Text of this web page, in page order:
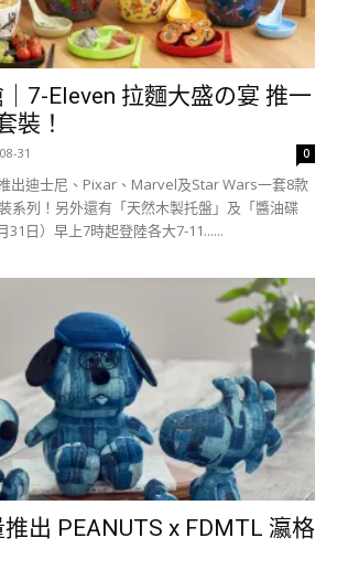
7-Eleven 拉麵大盛の宴 推一
裝！
31 0
出迪士尼、Pixar、Marvel及Star Wars一套8款
系列！另外還有「天然木製托盤」及「醬油碟
31日）早上7時起登陸各大7-11......
出 PEANUTS x FDMTL 瀛格